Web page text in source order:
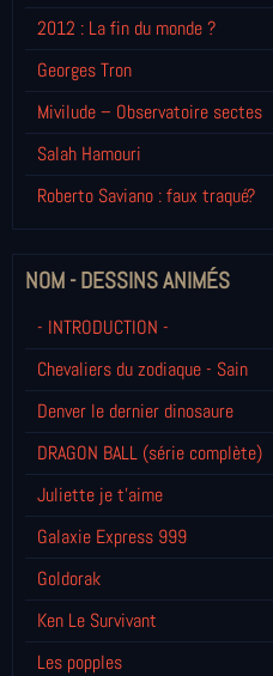
2012 : La fin du monde ?
Georges Tron
Mivilude – Observatoire sectes
Salah Hamouri
Roberto Saviano : faux traqué?
NOM - DESSINS ANIMÉS
- INTRODUCTION -
Chevaliers du zodiaque - Sain
Denver le dernier dinosaure
DRAGON BALL (série complète)
Juliette je t’aime
Galaxie Express 999
Goldorak
Ken Le Survivant
Les popples